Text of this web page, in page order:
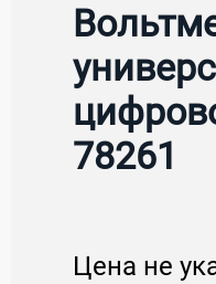
78261
Цена не